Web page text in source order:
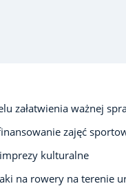
załatwienia ważnej
zajęć
kulturalne
na rowery na terenie